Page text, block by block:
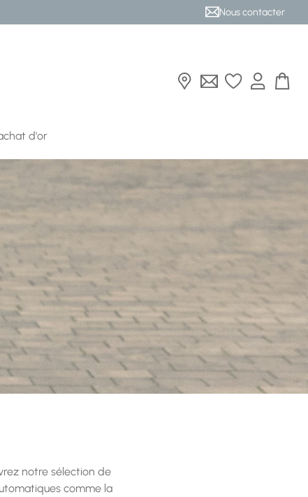
Nous contacter
d'or
notre sélection de
comme la